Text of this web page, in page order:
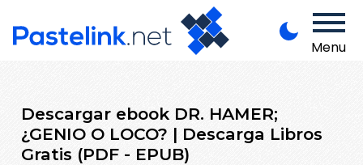
Menu
Descargar ebook DR. HAMER;
¿GENIO O LOCO? | Descarga Libros
Gratis (PDF - EPUB)